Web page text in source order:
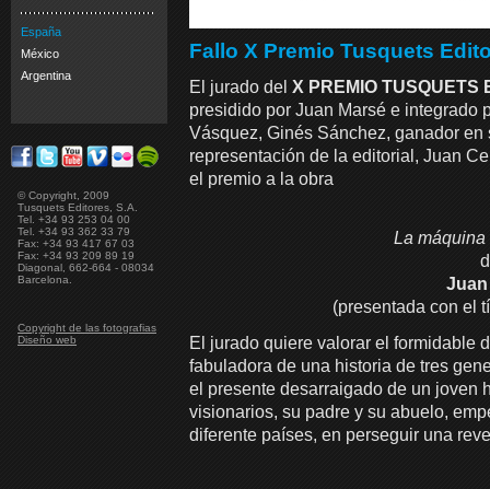
España
México
Argentina
© Copyright, 2009
Tusquets Editores, S.A.
Tel. +34 93 253 04 00
Tel. +34 93 362 33 79
Fax: +34 93 417 67 03
Fax: +34 93 209 89 19
Diagonal, 662-664 - 08034
Barcelona.
Copyright de las fotografias
Diseño web
Fallo X Premio Tusquets
El jurado del X PREMIO TUSQUETS
presidido por Juan Marsé e integrado
Vásquez, Ginés Sánchez, ganador
representación de la editorial, Juan
el premio a la obra
La
(presentada con el
El jurado quiere valorar el formidable
fabuladora de una historia de tres
el presente desarraigado de un joven
visionarios, su padre y su abuelo,
diferente países, en perseguir una